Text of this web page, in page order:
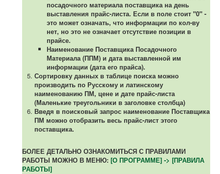
посадочного материала поставщика на день
выставления прайс-листа. Если в поле стоит "0" -
это может означать, что информации по кол-ву
нет, но это не означает отсутствие позиции в
прайсе.
Наименование Поставщика Посадочного
Материала (ППМ) и дата выставленной им
информации (дата его прайса).
Сортировку данных в таблице поиска можно
производить по Русскому и латинскому
наименованию ПМ, цене и дате прайс-листа
(Маленькие треугольники в заголовке столбца)
Введя в поисковый запрос наименование Поставщика
ПМ можно отобразить весь прайс-лист этого
поставщика.
БОЛЕЕ ДЕТАЛЬНО ОЗНАКОМИТЬСЯ С ПРАВИЛАМИ
РАБОТЫ МОЖНО В МЕНЮ: [О ПРОГРАММЕ] -> [ПРАВИЛА
РАБОТЫ]